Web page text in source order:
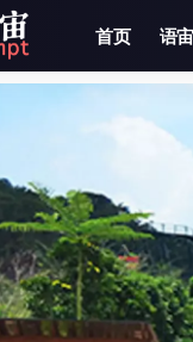
首页 语